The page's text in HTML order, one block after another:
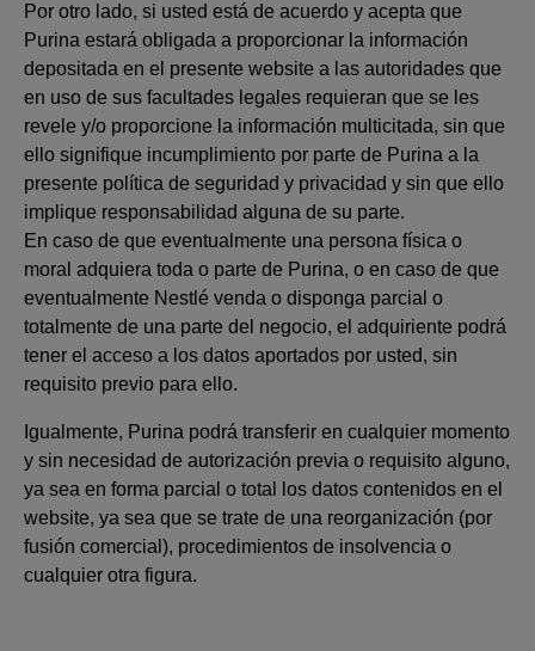
Por otro lado, si usted está de acuerdo y acepta que
Purina estará obligada a proporcionar la información
depositada en el presente website a las autoridades que
en uso de sus facultades legales requieran que se les
revele y/o proporcione la información multicitada, sin que
ello signifique incumplimiento por parte de Purina a la
presente política de seguridad y privacidad y sin que ello
implique responsabilidad alguna de su parte.
En caso de que eventualmente una persona física o
moral adquiera toda o parte de Purina, o en caso de que
eventualmente Nestlé venda o disponga parcial o
totalmente de una parte del negocio, el adquiriente podrá
tener el acceso a los datos aportados por usted, sin
requisito previo para ello.
Igualmente, Purina podrá transferir en cualquier momento
y sin necesidad de autorización previa o requisito alguno,
ya sea en forma parcial o total los datos contenidos en el
website, ya sea que se trate de una reorganización (por
fusión comercial), procedimientos de insolvencia o
cualquier otra figura.